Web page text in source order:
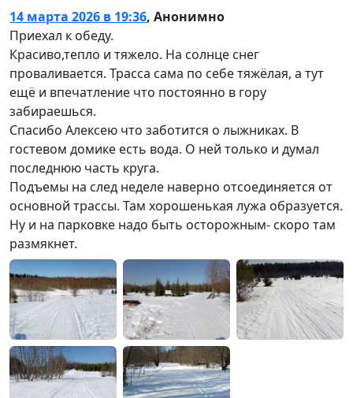
14 марта 2026 в 19:36, Анонимно
Приехал к обеду.
Красиво,тепло и тяжело. На солнце снег
проваливается. Трасса сама по себе тяжёлая, а тут
ещё и впечатление что постоянно в гору
забираешься.
Спасибо Алексею что заботится о лыжниках. В
гостевом домике есть вода. О ней только и думал
последнюю часть круга.
Подъемы на след неделе наверно отсоединяется от
основной трассы. Там хорошенькая лужа образуется.
Ну и на парковке надо быть осторожным- скоро там
размякнет.